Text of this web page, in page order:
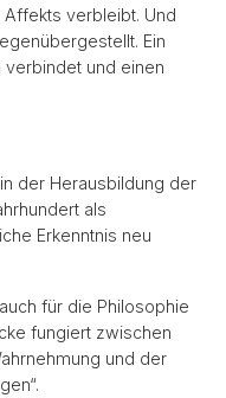
verbleibt. Und
Ein
verbindet und einen
der Herausbildung der
als
Erkenntnis neu
für die Philosophie
fungiert zwischen
und der